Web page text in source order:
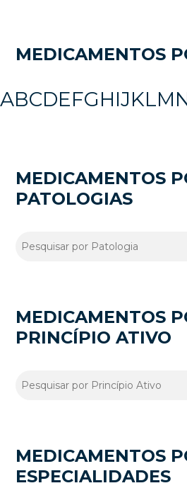
MEDICAMENTOS
ABCDEFGHIJKLM
MEDICAMENTOS
PATOLOGIAS
MEDICAMENTOS
PRINCÍPIO ATIVO
MEDICAMENTOS
ESPECIALIDADES